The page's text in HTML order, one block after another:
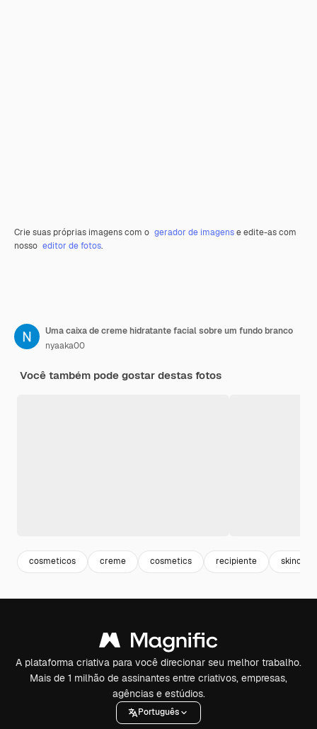
Crie suas próprias imagens com o gerador de imagense edite-as com
nosso editor de fotos.
Uma caixa de creme hidratante facial sobre um fundo branco
nyaaka00
Você também pode gostar destas fotos
cosmeticos creme cosmetics recipiente skincare
A plataforma criativa para você direcionar seu melhor trabalho.
Mais de 1 milhão de assinantes entre criativos, empresas,
agências e estúdios.
Português